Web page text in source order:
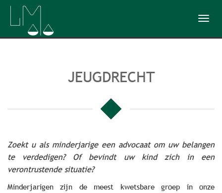
JEUGDRECHT
Zoekt u als minderjarige een advocaat om uw belangen
te verdedigen? Of bevindt uw kind zich in een
verontrustende situatie?
Minderjarigen zijn de meest kwetsbare groep in onze